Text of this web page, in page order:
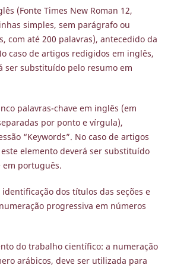
(Fonte Times New Roman 12,
simples, sem parágrafo ou
com até 200 palavras), antecedido da
caso de artigos redigidos em inglês,
ser substituído pelo resumo em
palavras-chave em inglês (em
por ponto e vírgula),
“Keywords”. No caso de artigos
elemento deverá ser substituído
em português.
dos títulos das seções e
progressiva em números
do trabalho científico: a numeração
arábicos, deve ser utilizada para